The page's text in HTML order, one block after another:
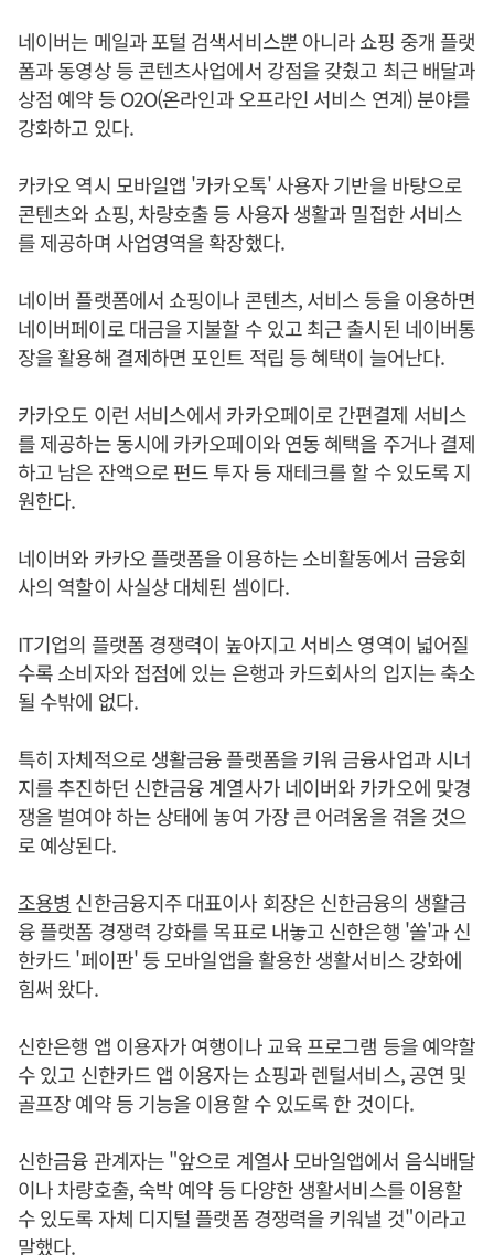
네이버는 메일과 포털 검색서비스뿐 아니라 쇼핑 중개 플랫
폼과 동영상 등 콘텐츠사업에서 강점을 갖췄고 최근 배달과
상점 예약 등 O2O(온라인과 오프라인 서비스 연계) 분야를
강화하고 있다.
카카오 역시 모바일앱 '카카오톡' 사용자 기반을 바탕으로
콘텐츠와 쇼핑, 차량호출 등 사용자 생활과 밀접한 서비스
를 제공하며 사업영역을 확장했다.
네이버 플랫폼에서 쇼핑이나 콘텐츠, 서비스 등을 이용하면
네이버페이로 대금을 지불할 수 있고 최근 출시된 네이버통
장을 활용해 결제하면 포인트 적립 등 혜택이 늘어난다.
카카오도 이런 서비스에서 카카오페이로 간편결제 서비스
를 제공하는 동시에 카카오페이와 연동 혜택을 주거나 결제
하고 남은 잔액으로 펀드 투자 등 재테크를 할 수 있도록 지
원한다.
네이버와 카카오 플랫폼을 이용하는 소비활동에서 금융회
사의 역할이 사실상 대체된 셈이다.
IT기업의 플랫폼 경쟁력이 높아지고 서비스 영역이 넓어질
수록 소비자와 접점에 있는 은행과 카드회사의 입지는 축소
될 수밖에 없다.
특히 자체적으로 생활금융 플랫폼을 키워 금융사업과 시너
지를 추진하던 신한금융 계열사가 네이버와 카카오에 맞경
쟁을 벌여야 하는 상태에 놓여 가장 큰 어려움을 겪을 것으
로 예상된다.
조용병 신한금융지주 대표이사 회장은 신한금융의 생활금
융 플랫폼 경쟁력 강화를 목표로 내놓고 신한은행 '쏠'과 신
한카드 '페이판' 등 모바일앱을 활용한 생활서비스 강화에
힘써 왔다.
신한은행 앱 이용자가 여행이나 교육 프로그램 등을 예약할
수 있고 신한카드 앱 이용자는 쇼핑과 렌털서비스, 공연 및
골프장 예약 등 기능을 이용할 수 있도록 한 것이다.
신한금융 관계자는 "앞으로 계열사 모바일앱에서 음식배달
이나 차량호출, 숙박 예약 등 다양한 생활서비스를 이용할
수 있도록 자체 디지털 플랫폼 경쟁력을 키워낼 것"이라고
말했다.